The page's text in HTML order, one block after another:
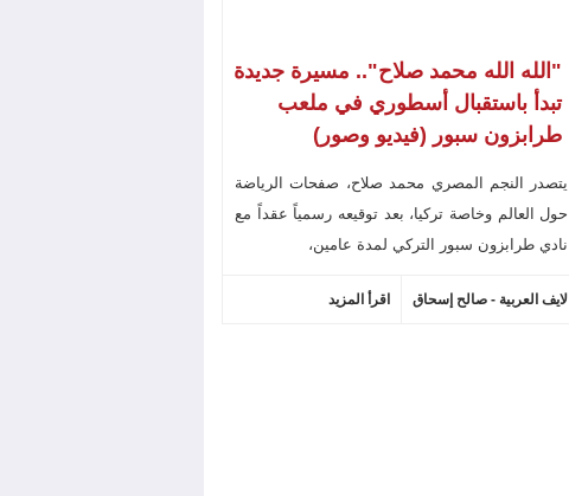
"الله الله محمد صلاح".. مسيرة جديدة
تبدأ باستقبال أسطوري في ملعب
طرابزون سبور (فيديو وصور)
يتصدر النجم المصري محمد صلاح، صفحات الرياضة
حول العالم وخاصة تركيا، بعد توقيعه رسمياً عقداً مع
نادي طرابزون سبور التركي لمدة عامين،
لايف العربية - صالح إسحاق اقرأ المزيد